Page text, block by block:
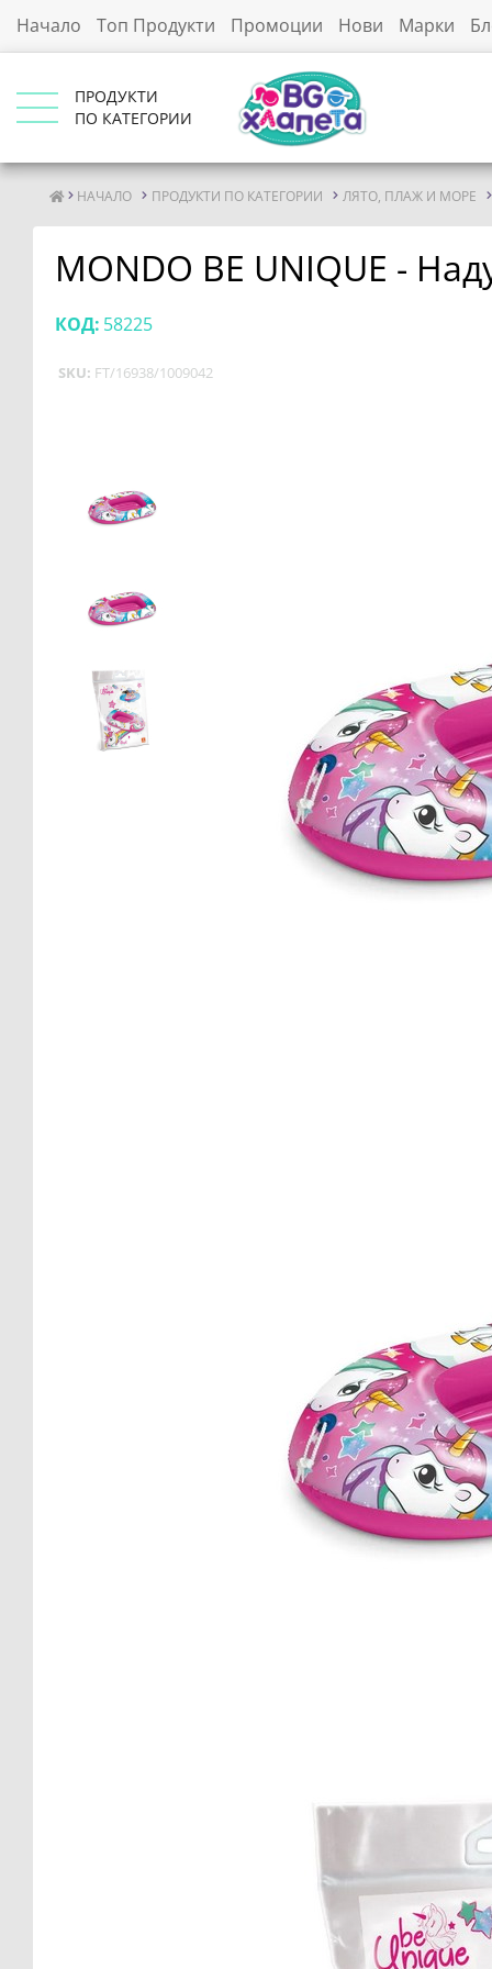
Начало Топ Продукти Промоции Нови Марки
ПРОДУКТИ
ПО КАТЕГОРИИ
НАЧАЛО ПРОДУКТИ ПО КАТЕГОРИИ ЛЯТО, ПЛАЖ И МОРЕ
MONDO BE UNIQUE -
КОД: 58225
SKU: FT/16938/1009042